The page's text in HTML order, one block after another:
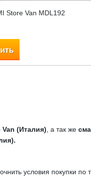
Store Van MDL192
(Италия), а так же
условия покупки по